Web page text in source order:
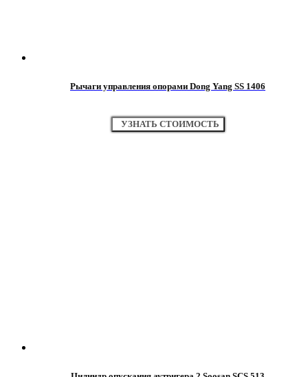
Рычаги управления опорами Dong Yang SS 1406
УЗНАТЬ СТОИМОСТЬ